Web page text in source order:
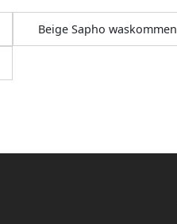
Beige Sapho waskommen